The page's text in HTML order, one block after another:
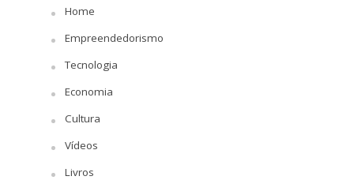
Home
Empreendedorismo
Tecnologia
Economia
Cultura
Vídeos
Livros